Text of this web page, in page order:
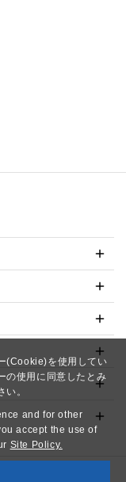
(Cookie)を使用してい
の使用に同意したとみ
い。
and for other
accept the use of
Site Policy.